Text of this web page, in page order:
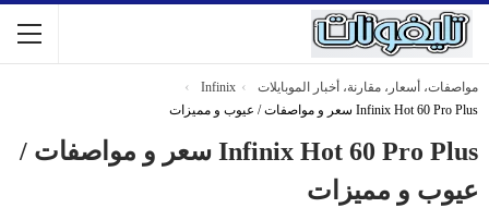
مواصفات، أسعار، مقارنة، أخبار الموبايلات
Infinix
Infinix Hot 60 Pro Plus سعر و مواصفات / عيوب و مميزات
Infinix Hot 60 Pro Plus سعر و مواصفات /
عيوب و مميزات